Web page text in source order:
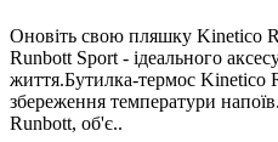
Оновіть свою пляшку Kinetico
Runbott Sport - ідеального
життя.Бутилка-термос Kinetico
збереження температури
Runbott, об'є..